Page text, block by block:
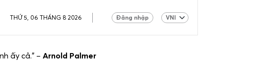
THỨ 5, 06 THÁNG 8 2026 Đăng nhập
ấy cả.” – Arnold Palmer